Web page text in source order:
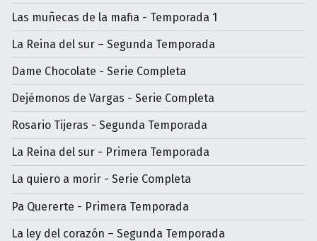
Las muñecas de la mafia - Temporada 1
La Reina del sur – Segunda Temporada
Dame Chocolate - Serie Completa
Dejémonos de Vargas - Serie Completa
Rosario Tijeras - Segunda Temporada
La Reina del sur - Primera Temporada
La quiero a morir - Serie Completa
Pa Quererte - Primera Temporada
La ley del corazón – Segunda Temporada